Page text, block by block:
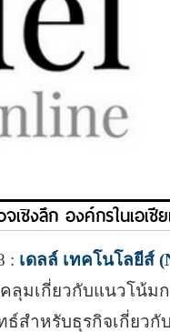
เชิงลึก องค์กรในเอเ
: เดลล์ เทคโนโลยีส์
ลุมเกี่ยวกับแนวโน้ม
สําหรับธุรกิจเกี่ยว